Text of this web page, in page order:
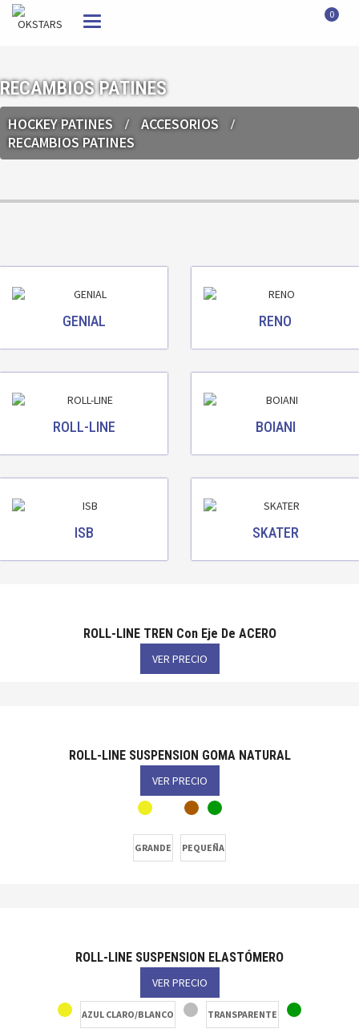
Toggle
0
RECAMBIOS PATINES
HOCKEY PATINES
ACCESORIOS
RECAMBIOS PATINES
GENIAL RENO
ROLL-LINE BOIANI
ISB SKATER
ROLL-LINE TREN Con Eje De ACERO
VER PRECIO
ROLL-LINE SUSPENSION GOMA NATURAL
VER PRECIO
GRANDE PEQUEÑA
ROLL-LINE SUSPENSION ELASTÓMERO
VER PRECIO
AZUL CLARO/BLANCO TRANSPARENTE